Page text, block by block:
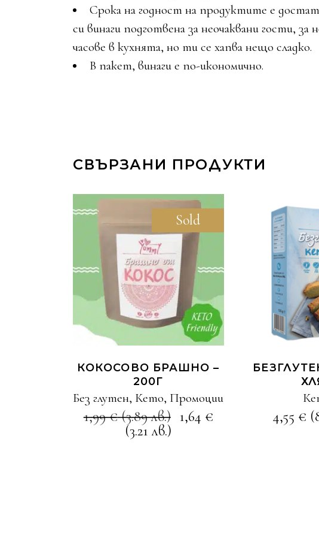
Срока на годност на продуктите е
си винаги подготвена за неочаквани гости,
часове в кухнята, но ти се хапва нещо сладко.
В пакет, винаги е по-икономично.
СВЪРЗАНИ ПРОДУКТИ
Sale
Sold
ОЩЕ
КОКОСОВО БРАШНО –
200Г
Без глутен, Кето, Промоции
1,99€ (3.89 лв.) 1,64 €
(3.21 лв.)
4,55 €